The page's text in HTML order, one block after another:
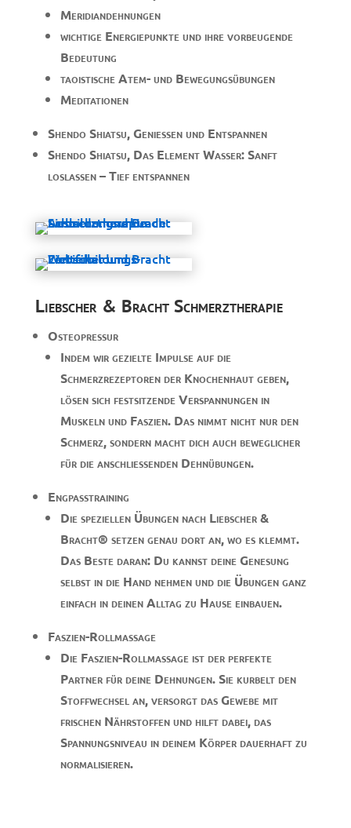
Meridiandehnungen
wichtige Energiepunkte und ihre vorbeugende
Bedeutung
taoistische Atem- und Bewegungsübungen
Meditationen
Shendo Shiatsu, Genießen und Entspannen
Shendo Shiatsu, Das Element Wasser: Sanft
loslassen – Tief entspannen
Liebscher & Bracht Schmerztherapie
Osteopressur
Indem wir gezielte Impulse auf die
Schmerzrezeptoren der Knochenhaut geben,
lösen sich festsitzende Verspannungen in
Muskeln und Faszien. Das nimmt nicht nur den
Schmerz, sondern macht dich auch beweglicher
für die anschließenden Dehnübungen.
Engpasstraining
Die speziellen Übungen nach Liebscher &
Bracht® setzen genau dort an, wo es klemmt.
Das Beste daran: Du kannst deine Genesung
selbst in die Hand nehmen und die Übungen ganz
einfach in deinen Alltag zu Hause einbauen.
Faszien-Rollmassage
Die Faszien-Rollmassage ist der perfekte
Partner für deine Dehnungen. Sie kurbelt den
Stoffwechsel an, versorgt das Gewebe mit
frischen Nährstoffen und hilft dabei, das
Spannungsniveau in deinem Körper dauerhaft zu
normalisieren.